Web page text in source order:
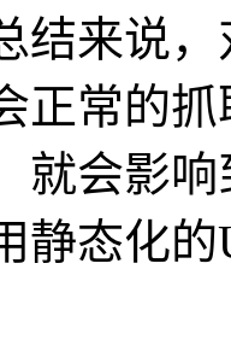
结来说
正常的
就会影
静态化